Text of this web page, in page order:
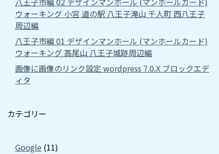
ウォーキング 小宮 道の駅 八王子滝山 千人町 西八王子
周辺編
八王子市編 01 デザインマンホール (マンホールカード)
ウォーキング 高尾山 八王子城跡周辺編
画像に画像のリンク設定 wordpress 7.0.X ブロックエデ
ィタ
カテゴリー
Google (11)